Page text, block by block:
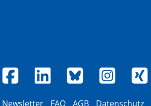
Newsletter FAQ AGB Datenschutz